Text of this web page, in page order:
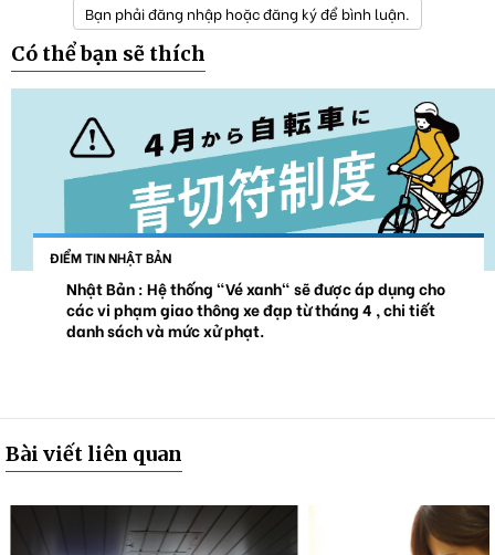
Bạn phải đăng nhập hoặc đăng ký để bình luận.
Có thể bạn sẽ thích
ĐIỂM TIN NHẬT BẢN
Nhật Bản : Hệ thống "Vé xanh" sẽ được áp dụng cho
các vi phạm giao thông xe đạp từ tháng 4 , chi tiết
danh sách và mức xử phạt.
Bài viết liên quan